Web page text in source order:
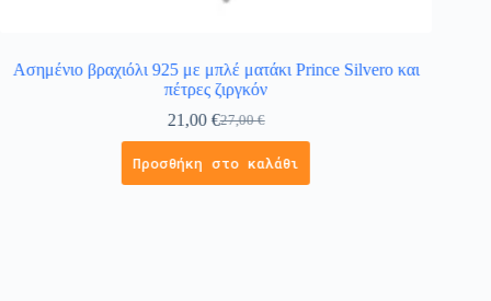
Ασημένιο βραχιόλι 925 με μπλέ ματάκι Prince Silvero και
πέτρες ζιργκόν
27,00€
21,00 €
Προσθήκη στο καλάθι